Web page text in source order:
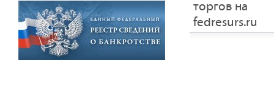
торгов на
fedresurs.ru